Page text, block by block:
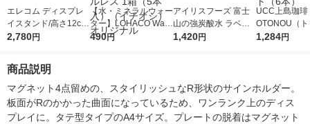
エレコム ディスプレ
イスタンド/高さ12cm/
チーク調 PCA-DPSW
2,780円
【水・ミネラルウォー
ター】LOHACO Wate
r（ロハコウォータ
490円
アイリスフーズ 富士
山の強炭酸水 ラベル
レス 500ml 1箱（24
1,420円
UCC上島珈琲
OTONOU（
ウ） by
1,284円
商品説明
マグネット4点留めの、スタイリッシュなR形状のサインホルダー。
板面がRのかかった曲面になっているため、ワンランク上のディス
プレイに。タテ型タイプのA4サイズ。プレートの脱着はマグネット